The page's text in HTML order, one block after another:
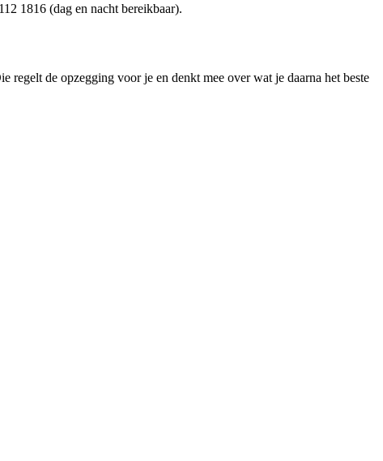
1816 (dag en nacht bereikbaar).
de opzegging voor je en denkt mee over wat je daarna het beste